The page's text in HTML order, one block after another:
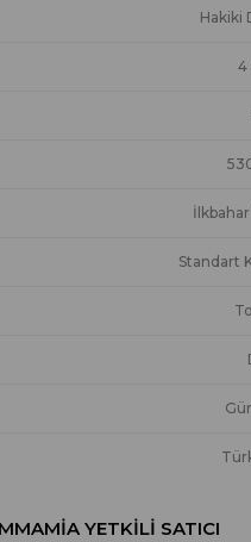
Hakiki
4
İlkbahar
Standart
YETKILI SATICI